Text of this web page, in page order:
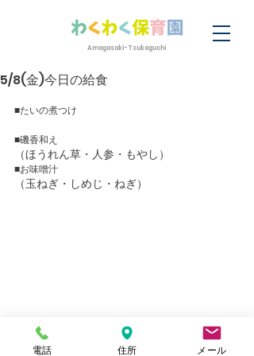
Amagasaki-Tsukaguchi
5/8(金)今日の給食
■たいの煮つけ
■磯香和え
（ほうれん草・人参・もやし）
■お味噌汁
（玉ねぎ・しめじ・ねぎ）
電話 住所 メール